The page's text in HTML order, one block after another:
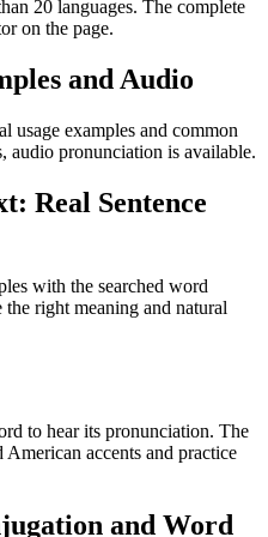
20 languages. The complete
on the page.
and Audio
usage examples and common
audio pronunciation is available.
Real Sentence
with the searched word
right meaning and natural
to hear its pronunciation. The
accents and practice
and Word